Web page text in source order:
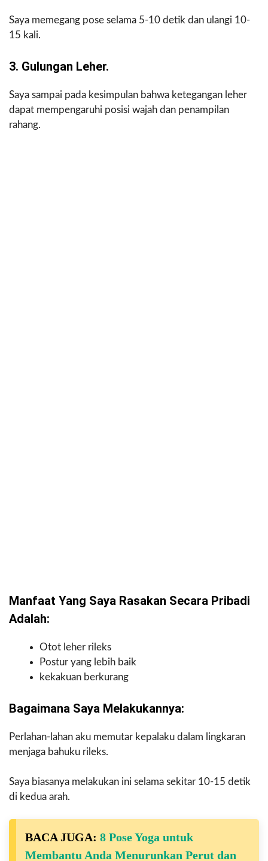
Saya memegang pose selama 5-10 detik dan ulangi 10-
15 kali.
3. Gulungan Leher.
Saya sampai pada kesimpulan bahwa ketegangan leher
dapat mempengaruhi posisi wajah dan penampilan
rahang.
Manfaat Yang Saya Rasakan Secara Pribadi
Adalah:
Otot leher rileks
Postur yang lebih baik
kekakuan berkurang
Bagaimana Saya Melakukannya:
Perlahan-lahan aku memutar kepalaku dalam lingkaran
menjaga bahuku rileks.
Saya biasanya melakukan ini selama sekitar 10-15 detik
di kedua arah.
BACA JUGA: 8 Pose Yoga untuk
Membantu Anda Menurunkan Perut dan